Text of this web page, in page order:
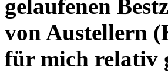
gelaufenen
von Austellern
für mich relativ